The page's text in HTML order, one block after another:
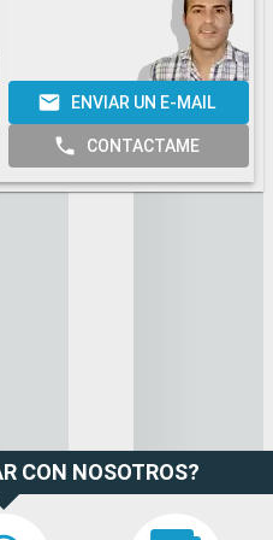
ENVIAR UN E-MAIL
CONTACTAME
CON NOSOTROS?